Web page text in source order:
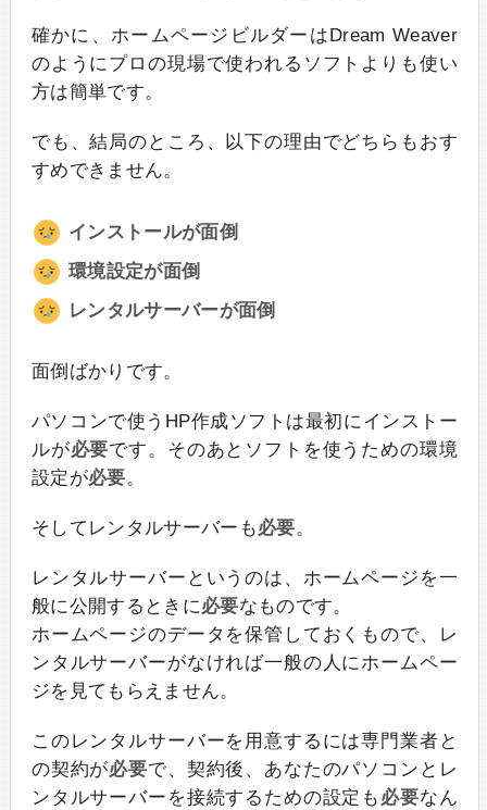
確かに、ホームページビルダーはDream Weaver
のようにプロの現場で使われるソフトよりも使い
方は簡単です。
でも、結局のところ、以下の理由でどちらもおす
すめできません。
インストールが面倒
環境設定が面倒
レンタルサーバーが面倒
面倒ばかりです。
パソコンで使うHP作成ソフトは最初にインストー
ルが必要です。そのあとソフトを使うための環境
設定が必要。
そしてレンタルサーバーも必要。
レンタルサーバーというのは、ホームページを一
般に公開するときに必要なものです。
ホームページのデータを保管しておくもので、レ
ンタルサーバーがなければ一般の人にホームペー
ジを見てもらえません。
このレンタルサーバーを用意するには専門業者と
の契約が必要で、契約後、あなたのパソコンとレ
ンタルサーバーを接続するための設定も 必要なん